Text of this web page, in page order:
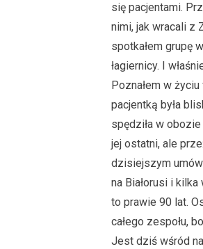
się pacjentami.
nimi, jak wracali z
spotkałem grupę
łagiernicy. I
Poznałem w
pacjentką była
spędziła w
jej ostatni, ale
dzisiejszym
na Białorusi i
to prawie 90 lat.
całego zespołu,
Jest dziś wśród